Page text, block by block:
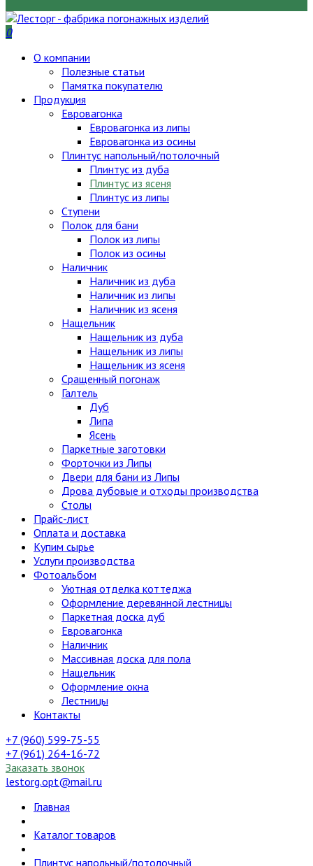
0
О компании
Полезные статьи
Памятка покупателю
Продукция
Евровагонка
Евровагонка из липы
Евровагонка из осины
Плинтус напольный/потолочный
Плинтус из дуба
Плинтус из ясеня
Плинтус из липы
Ступени
Полок для бани
Полок из липы
Полок из осины
Наличник
Наличник из дуба
Наличник из липы
Наличник из ясеня
Нащельник
Нащельник из дуба
Нащельник из липы
Нащельник из ясеня
Сращенный погонаж
Галтель
Дуб
Липа
Ясень
Паркетные заготовки
Форточки из Липы
Двери для бани из Липы
Дрова дубовые и отходы производства
Столы
Прайс-лист
Оплата и доставка
Купим сырье
Услуги производства
Фотоальбом
Уютная отделка коттеджа
Оформление деревянной лестницы
Паркетная доска дуб
Евровагонка
Наличник
Массивная доска для пола
Нащельник
Оформление окна
Лестницы
Контакты
+7 (960) 599-75-55
+7 (961) 264-16-72
Заказать звонок
lestorg.opt@mail.ru
Главная
Каталог товаров
Плинтус напольный/потолочный